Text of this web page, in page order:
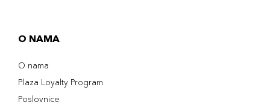
O NAMA
O nama
Plaza Loyalty Program
Poslovnice